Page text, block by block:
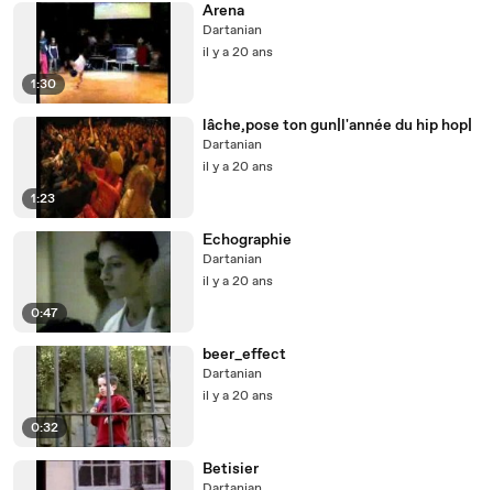
1:30
Arena
Dartanian
il y a 20 ans
1:23
lâche,pose ton gun|l'année du hip hop|
Dartanian
il y a 20 ans
0:47
Echographie
Dartanian
il y a 20 ans
0:32
beer_effect
Dartanian
il y a 20 ans
Betisier